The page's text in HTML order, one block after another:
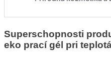
Superschopnosti
eko prací gél pri